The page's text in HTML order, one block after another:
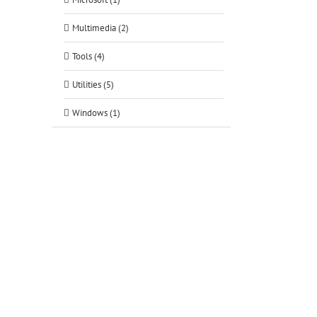
Multimedia (2)
Tools (4)
Utilities (5)
Windows (1)